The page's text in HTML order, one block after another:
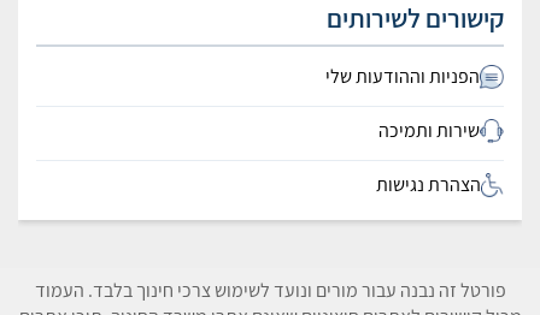
קישורים לשירותים
הפניות וההודעות שלי
שירות ותמיכה
הצהרת נגישות
פורטל זה נבנה עבור מורים ונועד לשימוש צרכי חינוך בלבד. העמוד